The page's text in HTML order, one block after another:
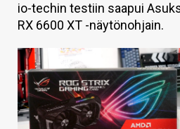
TIETOA
HINTA.FI
KAUPPA
VAIHDA TEEMA
io-techin testiin saapui
RX 6600 XT -näytönohjain.